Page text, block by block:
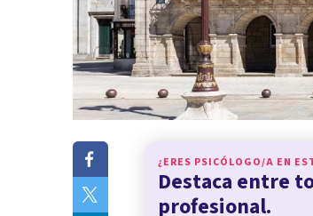
¿ERES PSICÓLOGO/A EN
Destaca entre
profesional.